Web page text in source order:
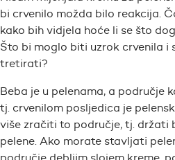
bi crvenilo možda bilo reakcija.
kako bih vidjela hoće li se što
Što bi moglo biti uzrok crvenila i
tretirati?
Beba je u pelenama, a područje
tj. crvenilom posljedica je
više zračiti to područje, tj. držati
pelene. Ako morate stavljati
područje debljim slojem kreme,